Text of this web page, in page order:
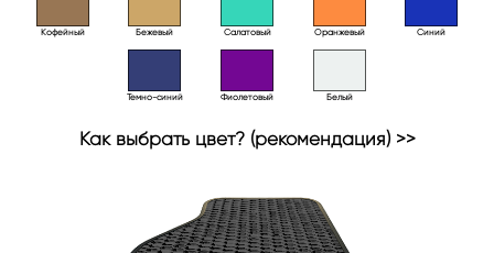
Кофейный Бежевый Салатовый Оранжевый Синий
Темно-синий Фиолетовый Белый
Как выбрать цвет? (рекомендация) >>